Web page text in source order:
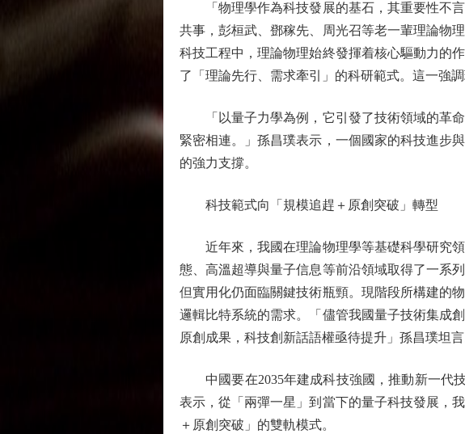
「物理學作為科技發展的基石，其重要性不言
共事，彭桓武、鄧稼先、周光召等老一輩理論物
科技工程中，理論物理始終發揮着核心驅動力的
了「理論先行、需求牽引」的科研範式。這一強
「以量子力學為例，它引發了技術領域的革命
緊密相連。」孫昌璞表示，一個國家的科技進步
的強力支撐。
科技範式向「規模追趕＋原創突破」轉型
近年來，我國在理論物理學等基礎科學研究領
態、高溫超導與量子信息等前沿領域取得了一系
但實用化仍面臨關鍵技術瓶頸。現階段所構建的
邏輯比特系統的需求。「儘管我國量子技術集成
原創成果，科技創新話語權亟待提升」孫昌璞坦言
中國要在2035年建成科技強國，推動新一代
表示，從「兩彈一星」到當下的量子科技發展，
＋原創突破」的雙軌模式。